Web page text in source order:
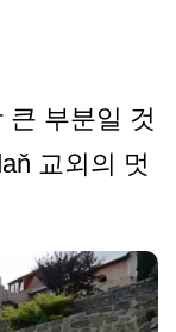
큰 부분일 것
교외의 멋